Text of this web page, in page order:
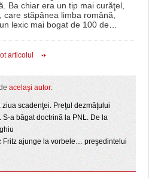
Ba chiar era un tip mai curăţel,
care stăpânea limba română,
lexic mai bogat de 100 de…
articolul
acelaşi autor:
scadenţei. Preţul dezmăţului
S-a băgat doctrină la PNL. De la
Fritz ajunge la vorbele… preşedintelui